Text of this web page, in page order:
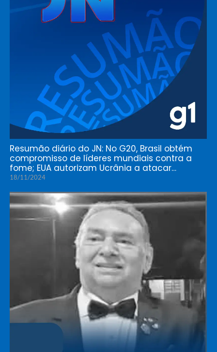
Resumão diário do JN: No G20, Brasil obtém
compromisso de líderes mundiais contra a
fome; EUA autorizam Ucrânia a atacar…
18/11/2024